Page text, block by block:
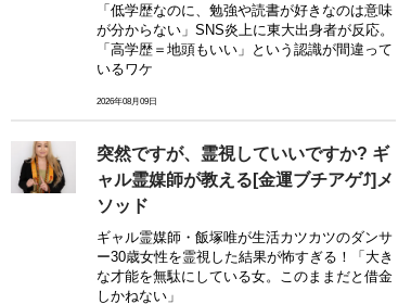
「低学歴なのに、勉強や読書が好きなのは意味
が分からない」SNS炎上に東大出身者が反応。
「高学歴＝地頭もいい」という認識が間違って
いるワケ
2026年08月09日
突然ですが、霊視していいですか? ギ
ャル霊媒師が教える[金運ブチアゲ⤴]メ
ソッド
ギャル霊媒師・飯塚唯が生活カツカツのダンサ
ー30歳女性を霊視した結果が怖すぎる！「大き
な才能を無駄にしている女。このままだと借金
しかねない」